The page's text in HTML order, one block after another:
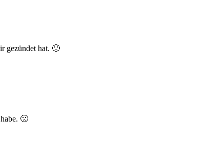
gezündet hat. 🙂
🙁